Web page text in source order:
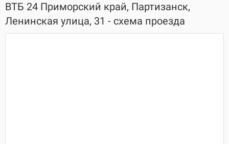
ВТБ 24 Приморский край, Партизанск,
Ленинская улица, 31 - схема проезда